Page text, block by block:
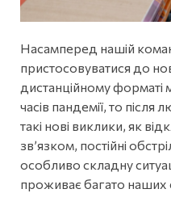
Насамперед нашій
пристосовуватися до
дистанційному
часів пандемії, то
такі нові виклики, як
зв’язком, постійні
особливо складну
проживає багато наших